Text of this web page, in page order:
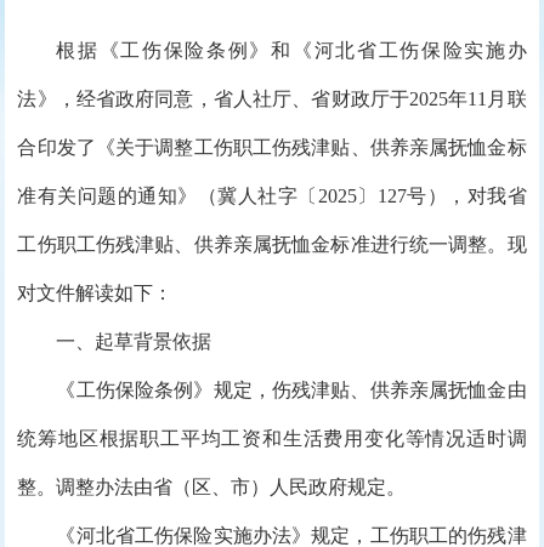
根据《工伤保险条例》和《河北省工伤保险实施办
法》，经省政府同意，省人社厅、省财政厅于2025年11月联
合印发了《关于调整工伤职工伤残津贴、供养亲属抚恤金标
准有关问题的通知》（冀人社字〔2025〕127号），对我省
工伤职工伤残津贴、供养亲属抚恤金标准进行统一调整。现
对文件解读如下：
一、起草背景依据
《工伤保险条例》规定，伤残津贴、供养亲属抚恤金由
统筹地区根据职工平均工资和生活费用变化等情况适时调
整。调整办法由省（区、市）人民政府规定。
《河北省工伤保险实施办法》规定，工伤职工的伤残津